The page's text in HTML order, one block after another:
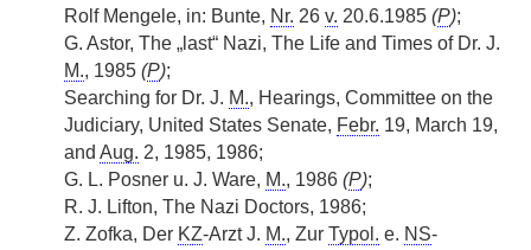
Rolf Mengele, in: Bunte, Nr. 26 v. 20.6.1985 (P);
G. Astor, The „last“ Nazi, The Life and Times of Dr. J.
M., 1985 (P);
Searching for Dr. J. M., Hearings, Committee on the
Judiciary, United States Senate, Febr. 19, March 19,
and Aug. 2, 1985, 1986;
G. L. Posner u. J. Ware, M., 1986 (P);
R. J. Lifton, The Nazi Doctors, 1986;
Z. Zofka, Der KZ-Arzt J. M., Zur Typol. e. NS-